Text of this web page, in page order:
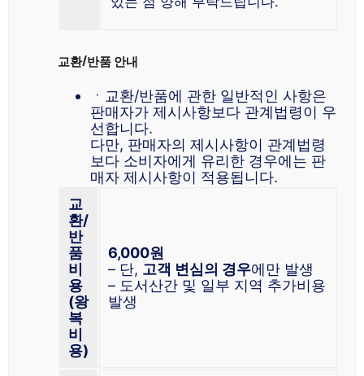
교환/반품 안내
ㆍ교환/반품에 관한 일반적인 사항은
판매자가 제시사항보다 관계법령이 우
선합니다.
다만, 판매자의 제시사항이 관계법령
보다 소비자에게 유리한 경우에는 판
매자 제시사항이 적용됩니다.
교
환/
반
품
비
용
(왕
복
비
용)
6,000원
– 단, 고객 변심의 경우에만 발생
– 도서산간 및 일부 지역 추가비용
발생